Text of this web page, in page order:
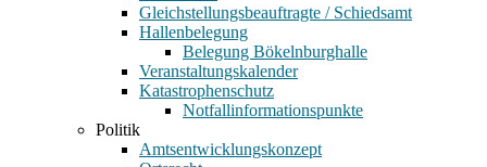
Gleichstellungsbeauftragte / Schiedsamt
Hallenbelegung
Belegung Bökelnburghalle
Veranstaltungskalender
Katastrophenschutz
Notfallinformationspunkte
Politik
Amtsentwicklungskonzept